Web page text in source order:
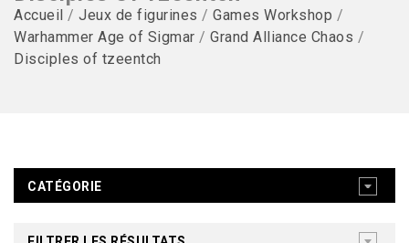
Accueil / Jeux de figurines / Games Workshop /
Warhammer Age of Sigmar / Grand Alliance Chaos /
Disciples of tzeentch
CATÉGORIE